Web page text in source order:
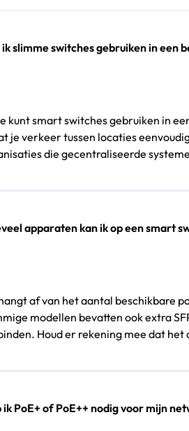
ik slimme switches gebruiken in
kunt smart switches gebruiken in
je verkeer tussen locaties
die gecentraliseerde
apparaten kan ik op een smart
af van het aantal beschikbare
modellen bevatten ook extra
Houd er rekening mee dat
ik PoE+ of PoE++ nodig voor mijn